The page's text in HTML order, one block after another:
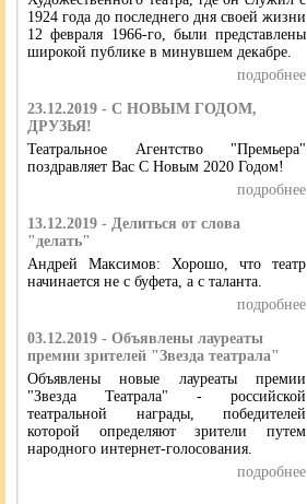
1924 года до последнего дня своей жизни
12 февраля 1966-го, были представлены
широкой публике в минувшем декабре.
подробнее
23.12.2019 - С НОВЫМ ГОДОМ,
ДРУЗЬЯ!
Театральное Агентство "Премьера"
поздравляет Вас С Новым 2020 Годом!
подробнее
13.12.2019 - Делиться от слова
"делать"
Андрей Максимов: Хорошо, что театр
начинается не с буфета, а с таланта.
подробнее
03.12.2019 - Объявлены лауреаты
премии зрителей "Звезда театрала"
Объявлены новые лауреаты премии
"Звезда Театрала" - российской
театральной награды, победителей
которой определяют зрители путем
народного интернет-голосования.
подробнее